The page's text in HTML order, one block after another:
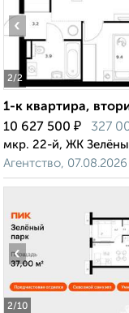
2/2
‹
1-к квартира,
10 627 500 ₽ 327
мкр. 22-й, ЖК
Агентство, 07.08.2026
2/10
‹